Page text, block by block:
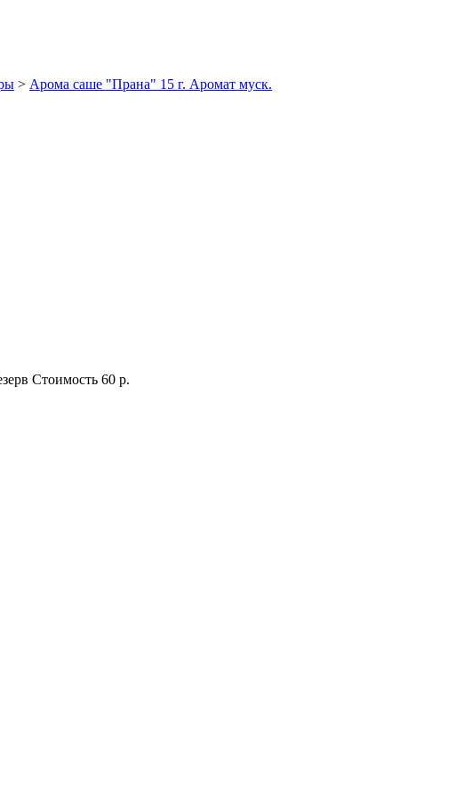
> Арома саше "Прана" 15 г. Аромат муск.
Стоимость 60 р.